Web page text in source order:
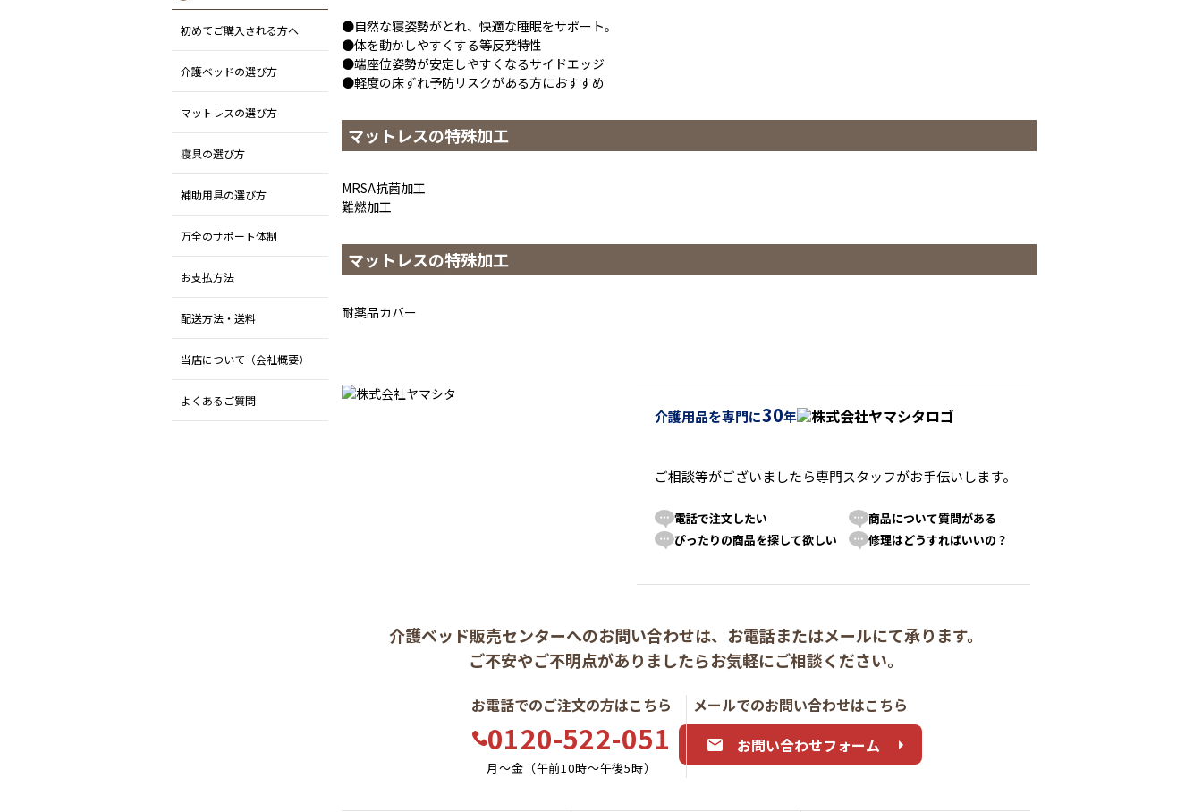
初めてご購入される方へ
介護ベッドの選び方
マットレスの選び方
寝具の選び方
補助用具の選び方
万全のサポート体制
お支払方法
配送方法・送料
当店について（会社概要）
よくあるご質問
●自然な寝姿勢がとれ、快適な睡眠をサポート。
●体を動かしやすくする等反発特性
●端座位姿勢が安定しやすくなるサイドエッジ
●軽度の床ずれ予防リスクがある方におすすめ
マットレスの特殊加工
MRSA抗菌加工
難燃加工
マットレスの特殊加工
耐薬品カバー
介護用品を専門に30年
ご相談等がございましたら専門スタッフがお手伝いします。
電話で注文したい
商品について質問がある
ぴったりの商品を探して欲しい
修理はどうすればいいの？
介護ベッド販売センターへのお問い合わせは、 お電話またはメールにて承ります。
ご不安やご不明点がありましたらお気軽にご相談ください。
お電話でのご注文の方はこちら
0120-522-051
月〜金（午前10時〜午後5時）
メールでのお問い合わせはこちら
お問い合わせフォーム